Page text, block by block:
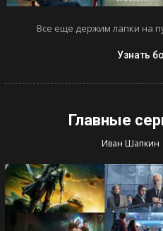
Все еще держим лапки на
Узнать
Главные
Иван Шапкин